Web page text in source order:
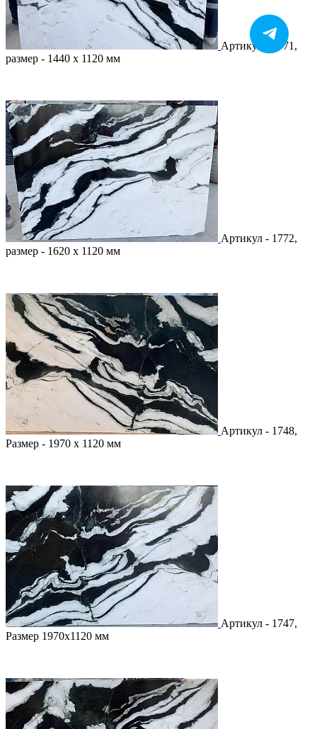
Артикул - 1771,
размер - 1440 х 1120 мм
Артикул - 1772,
размер - 1620 х 1120 мм
Артикул - 1748,
Размер - 1970 х 1120 мм
Артикул - 1747,
Размер 1970х1120 мм